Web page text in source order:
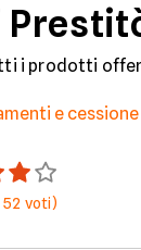
i prodotti
e
52 voti)